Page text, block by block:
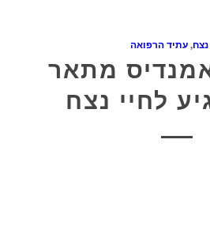
נצח,עתיד הרפואה
מתאר
לחיי נצח